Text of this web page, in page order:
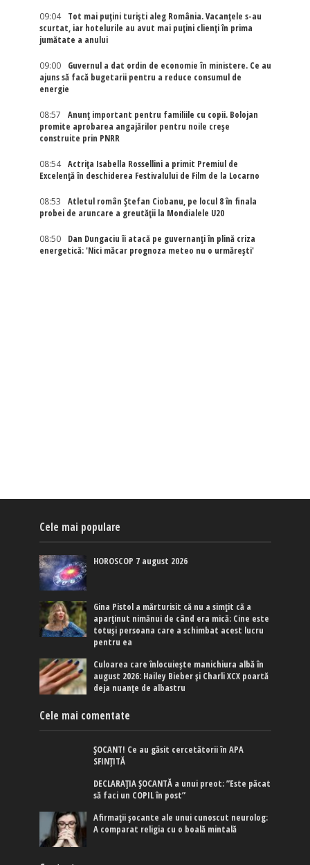
09:04
Tot mai puțini turiști aleg România. Vacanțele s-au
scurtat, iar hotelurile au avut mai puțini clienți în prima
jumătate a anului
09:00
Guvernul a dat ordin de economie în ministere. Ce au
ajuns să facă bugetarii pentru a reduce consumul de
energie
08:57
Anunț important pentru familiile cu copii. Bolojan
promite aprobarea angajărilor pentru noile creșe
construite prin PNRR
08:54
Actriţa Isabella Rossellini a primit Premiul de
Excelenţă în deschiderea Festivalului de Film de la Locarno
08:53
Atletul român Ștefan Ciobanu, pe locul 8 în finala
probei de aruncare a greutății la Mondialele U20
08:50
Dan Dungaciu îi atacă pe guvernanți în plină criza
energetică: 'Nici măcar prognoza meteo nu o urmărești'
Cele mai populare
HOROSCOP 7 august 2026
Gina Pistol a mărturisit că nu a simțit că a
aparținut nimănui de când era mică: Cine este
totuși persoana care a schimbat acest lucru
pentru ea
Culoarea care înlocuiește manichiura albă în
august 2026: Hailey Bieber și Charli XCX poartă
deja nuanțe de albastru
Cele mai comentate
ȘOCANT! Ce au găsit cercetătorii în APA
SFINȚITĂ
DECLARAȚIA ȘOCANTĂ a unui preot: ”Este păcat
să faci un COPIL în post”
Afirmaţii şocante ale unui cunoscut neurolog:
A comparat religia cu o boală mintală